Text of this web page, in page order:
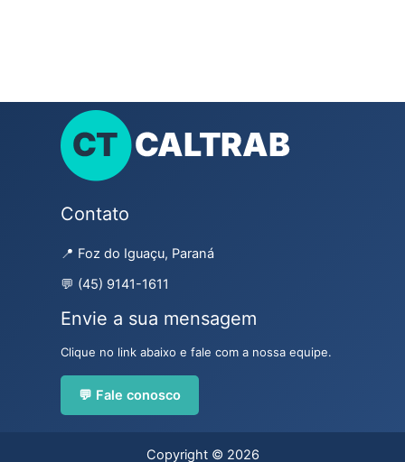
Contato
📍 Foz do Iguaçu, Paraná
💬 (45) 9141-1611
Envie a sua mensagem
Clique no link abaixo e fale com a nossa equipe.
💬 Fale conosco
Copyright © 2026